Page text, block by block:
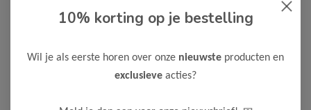
B.Nosy -50%
Lizzy
Maak een keuze:
10% korting op je bestelling
Wil je als eerste horen over onze nieuwste producten en
exclusieve acties?